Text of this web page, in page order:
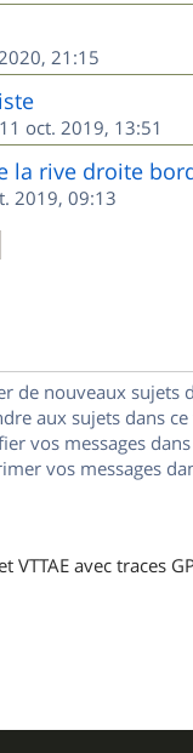
21:15
11 oct. 2019, 13:51
la rive droite
2019, 09:13
de nouveaux sujets
aux sujets dans
vos messages
vos messages
VTTAE avec traces